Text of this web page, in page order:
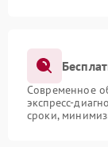
Современное
экспресс-
сроки,